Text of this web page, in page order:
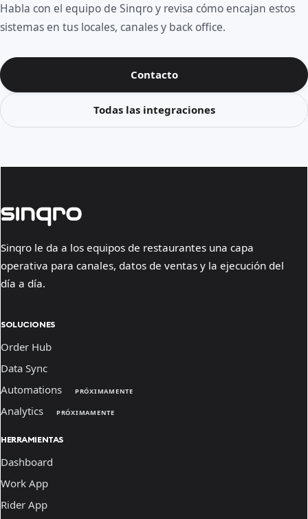
Habla con el equipo de Sinqro y revisa cómo encajan estos
sistemas en tus locales, canales y back office.
Contacto
Todas las integraciones
Sinqro le da a los equipos de restaurantes una capa
operativa para canales, datos de ventas y la ejecución del
día a día.
SOLUCIONES
Order Hub
Data Sync
Automations
PRÓXIMAMENTE
Analytics PRÓXIMAMENTE
HERRAMIENTAS
Dashboard
Work App
Rider App